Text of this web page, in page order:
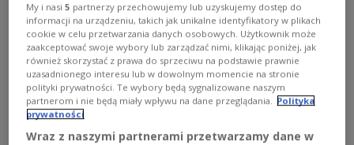
My i nasi5 partnerzy przechowujemy lub uzyskujemy dostęp do
informacji na urządzeniu, takich jak unikalne identyfikatory w plikach
cookie w celu przetwarzania danych osobowych. Użytkownik może
zaakceptować swoje wybory lub zarządzać nimi, klikając poniżej, jak
również skorzystać z prawa do sprzeciwu na podstawie prawnie
uzasadnionego interesu lub w dowolnym momencie na stronie
polityki prywatności. Te wybory będą sygnalizowane naszym
partnerom i nie będą miały wpływu na dane przeglądania. Polityka
prywatności
Wraz z naszymi partnerami przetwarzamy dane w